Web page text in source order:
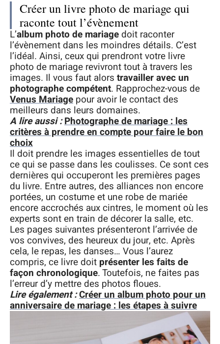
Créer un livre photo de mariage qui
raconte tout l’évènement
L’album photo de mariage doit raconter
l’évènement dans les moindres détails. C’est
l’idéal. Ainsi, ceux qui prendront votre livre
photo de mariage revivront tout à travers les
images. Il vous faut alors travailler avec un
photographe compétent. Rapprochez-vous de
Venus Mariage pour avoir le contact des
meilleurs dans leurs domaines.
A lire aussi :Photographe de mariage : les
critères à prendre en compte pour faire le bon
choix
Il doit prendre les images essentielles de tout
ce qui se passe dans les coulisses. Ce sont ces
dernières qui occuperont les premières pages
du livre. Entre autres, des alliances non encore
portées, un costume et une robe de mariée
encore accrochés aux cintres, le moment où les
experts sont en train de décorer la salle, etc.
Les pages suivantes présenteront l’arrivée de
vos convives, des heureux du jour, etc. Après
cela, le repas, les danses… Vous l’aurez
compris, ce livre doit présenter les faits de
façon chronologique. Toutefois, ne faites pas
l’erreur d’y mettre des photos floues.
Lire également :Créer un album photo pour un
anniversaire de mariage : les étapes à suivre